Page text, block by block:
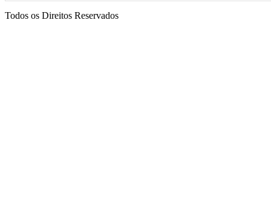
Todos os Direitos Reservados